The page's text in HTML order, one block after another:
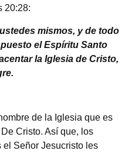
20:28:
mismos, y de todo
el Espíritu Santo
la Iglesia de Cristo,
de la Iglesia que es
Cristo. Así que, los
el Señor Jesucristo les